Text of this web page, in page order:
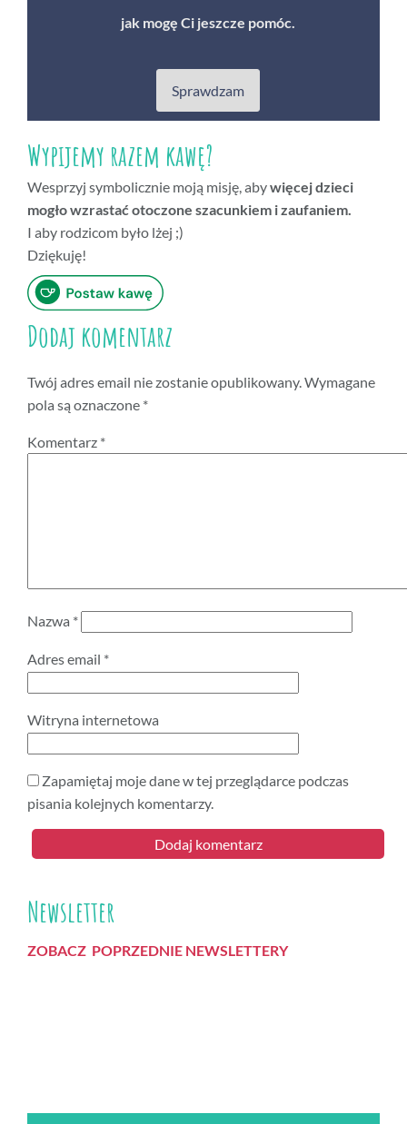
jak mogę Ci jeszcze pomóc.
Sprawdzam
Wypijemy razem kawę?
Wesprzyj symbolicznie moją misję, abywięcej dzieci
mogło wzrastać otoczone szacunkiem i zaufaniem.
I aby rodzicom było lżej ;)
Dziękuję!
Dodaj komentarz
Twój adres email nie zostanie opublikowany.Wymagane
pola są oznaczone *
Komentarz *
Nazwa *
Adres email *
Witryna internetowa
Zapamiętaj moje dane w tej przeglądarce podczas
pisania kolejnych komentarzy.
Newsletter
ZOBACZ POPRZEDNIE NEWSLETTERY